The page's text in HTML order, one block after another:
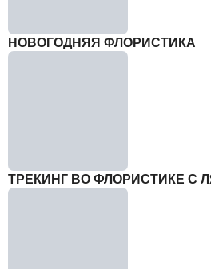
НОВОГОДНЯЯ ФЛОРИСТИКА
ТРЕКИНГ ВО ФЛОРИСТИКЕ С